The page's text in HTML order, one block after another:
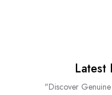
Latest
"Discover